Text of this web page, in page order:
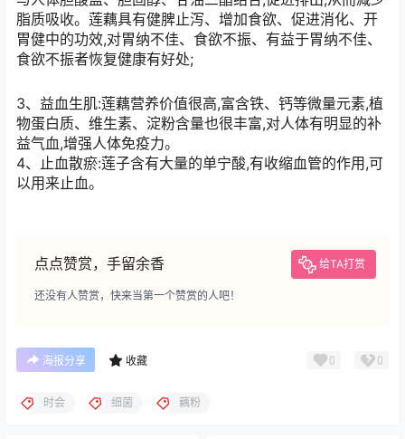
脂质吸收。莲藕具有健脾止泻、增加食欲、促进消化、开
胃健中的功效,对胃纳不佳、食欲不振、有益于胃纳不佳、
食欲不振者恢复健康有好处;
3、益血生肌:莲藕营养价值很高,富含铁、钙等微量元素,植
物蛋白质、维生素、淀粉含量也很丰富,对人体有明显的补
益气血,增强人体免疫力。
4、止血散瘀:莲子含有大量的单宁酸,有收缩血管的作用,可
以用来止血。
点点赞赏，手留余香 给TA打赏
还没有人赞赏，快来当第一个赞赏的人吧！
海报分享 收藏 0 0
时会 细菌 藕粉